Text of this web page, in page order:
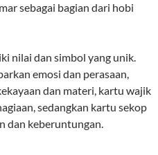
sebagai bagian dari hobi
nilai dan simbol yang unik.
emosi dan perasaan,
dan materi, kartu wajik
sedangkan kartu sekop
dan keberuntungan.